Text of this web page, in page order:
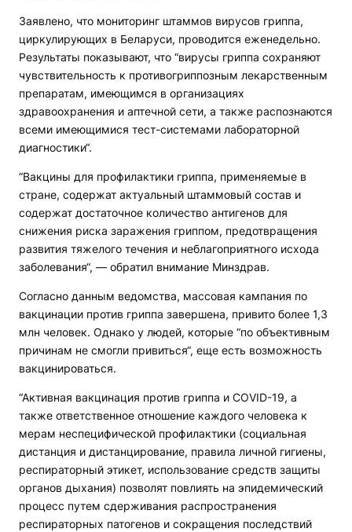
Заявлено, что мониторинг штаммов вирусов гриппа,
циркулирующих в Беларуси, проводится еженедельно.
Результаты показывают, что “вирусы гриппа сохраняют
чувствительность к противогриппозным лекарственным
препаратам, имеющимся в организациях
здравоохранения и аптечной сети, а также распознаются
всеми имеющимися тест-системами лабораторной
диагностики“.
“Вакцины для профилактики гриппа, применяемые в
стране, содержат актуальный штаммовый состав и
содержат достаточное количество антигенов для
снижения риска заражения гриппом, предотвращения
развития тяжелого течения и неблагоприятного исхода
заболевания“, — обратил внимание Минздрав.
Согласно данным ведомства, массовая кампания по
вакцинации против гриппа завершена, привито более 1,3
млн человек. Однако у людей, которые “по объективным
причинам не смогли привиться“, еще есть возможность
вакцинироваться.
“Активная вакцинация против гриппа и COVID-19, а
также ответственное отношение каждого человека к
мерам неспецифической профилактики (социальная
дистанция и дистанцирование, правила личной гигиены,
респираторный этикет, использование средств защиты
органов дыхания) позволят повлиять на эпидемический
процесс путем сдерживания распространения
респираторных патогенов и сокращения последствий